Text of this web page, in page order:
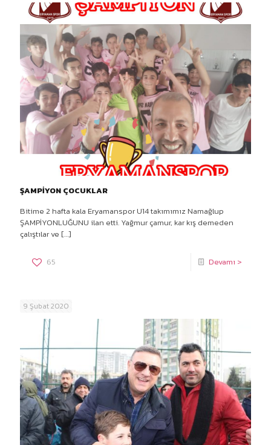
ŞAMPİYON ÇOCUKLAR
Bitime 2 hafta kala Eryamanspor U14 takımımız Namağlup
ŞAMPİYONLUĞUNU ilan etti. Yağmur çamur, kar kış demeden
çalıştılar ve […]
65 Devamı >
9 Şubat 2020